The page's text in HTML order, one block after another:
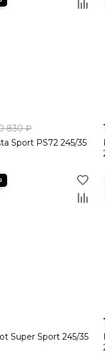
830 ₽
Sport PS72 245/35
Super Sport 245/35